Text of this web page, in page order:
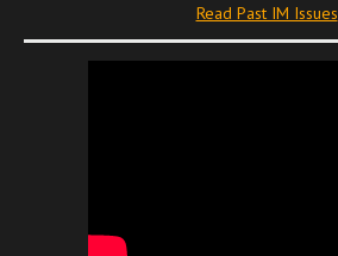
Read Past IM Issues